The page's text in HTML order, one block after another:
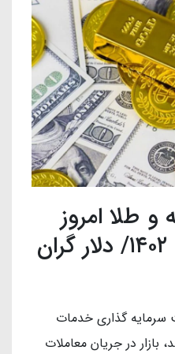
و طلا امروز
چهارشنبه ۲۷ دی ۱۴۰۲/ دلار گران
سرمایه گذاری خدمات
در جریان معاملات